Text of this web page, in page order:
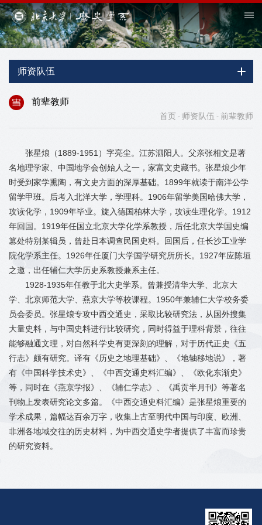
师资队伍
前辈教师
首页 - 师资队伍 - 前辈教师
张星烺（1889-1951）字亮尘。江苏泗阳人。父亲张相文是著
名地理学家、中国地学会创始人之一，家富文史藏书。张星烺少年
时受到家学熏陶，有文史方面的深厚基础。1899年就读于南洋公学
留学甲班。后考入北洋大学，学理科。1906年留学美国哈佛大学，
攻读化学，1909年毕业。旋入德国柏林大学，攻读生理化学。1912
年回国。1919年任国立北京大学化学系教授，后任北京大学国史编
篡处特别某辑员，曾赴日本调查民国史料。回国后，任长沙工业学
院化学系主任。1926年任厦门大学国学研究所所长。1927年应陈垣
之邀，出任辅仁大学历史系教授兼系主任。
1928-1935年任教于北大史学系。曾兼授清华大学、北京大
学、北京师范大学、燕京大学等校课程。1950年兼辅仁大学校务委
员会委员。张星烺专攻中西交通史，采取比较研究法，从国外搜集
大量史料，与中国史料进行比较研究，同时得益于理科背景，往往
能够融通文理，对自然科学史有更深刻的理解，对于历代正史《五
行志》颇有研究。译有《历史之地理基础》、《地轴移地说》，著
有《中国科学技术史》、《中西交通史料汇编》、《欧化东渐史》
等，同时在《燕京学报》、《辅仁学志》、《禹贡半月刊》等著名
刊物上发表研究论文多篇。《中西交通史料汇编》是张星烺重要的
学术成果，篇幅达百余万字，收集上古至明代中国与印度、欧洲、
非洲各地域交往的历史材料，为中西交通史学者提供了丰富而珍贵
的研究资料。